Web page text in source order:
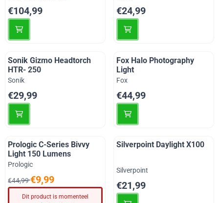
Prijs: 104,99
€104,99 Prijs: 24,99
€24,99
Sonik Gizmo Headtorch
HTR- 250
Merk:
Sonik
Prijs: 29,99
€29,99
Fox Halo Photography
Light
Merk:
Fox
Prijs: 44,99
€44,99
Prologic C-Series Bivvy
Light 150 Lumens
Merk:
Prologic
Van 44,99 voor 9,99
€44,99€9,99
Dit product is momenteel
Silverpoint Daylight X100
Merk:
Silverpoint
Prijs: 21,99
€21,99